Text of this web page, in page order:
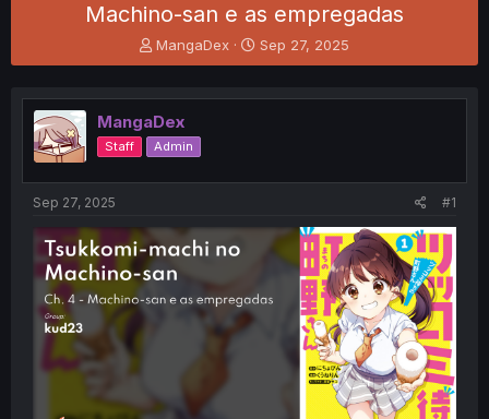
Machino-san e as empregadas
T
h
e
a
d
s
t
t
e
r
MangaDex
S
t
r
t
Sep 27, 2025
MangaDex
Staff Admin
Sep 27, 2025 #1